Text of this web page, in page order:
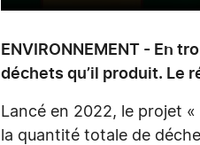
ENVIRONNEMENT - En
déchets qu’il produit. Le
Lancé en 2022, le projet
la quantité totale de